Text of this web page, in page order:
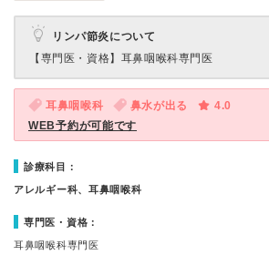
リンパ節炎について
【専門医・資格】 耳鼻咽喉科専門医
耳鼻咽喉科 鼻水が出る
4.0
WEB予約が可能です
診療科目：
アレルギー科、耳鼻咽喉科
専門医・資格：
耳鼻咽喉科専門医